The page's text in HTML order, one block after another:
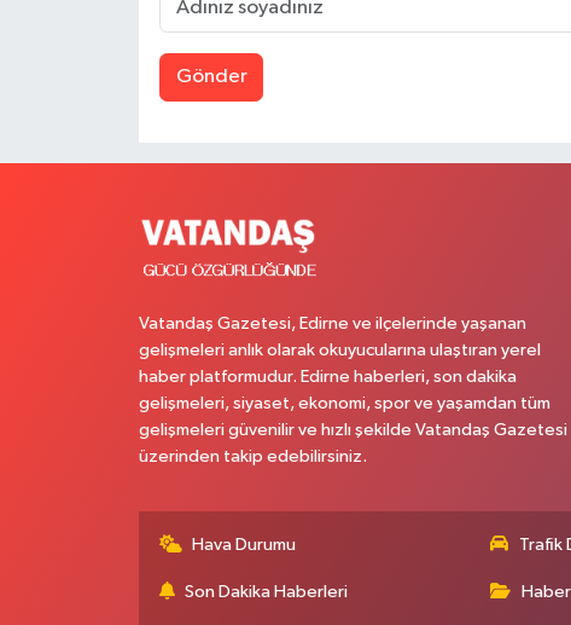
Gönder
Vatandaş Gazetesi, Edirne ve ilçelerinde yaşanan
gelişmeleri anlık olarak okuyucularına ulaştıran yerel
haber platformudur. Edirne haberleri, son dakika
gelişmeleri, siyaset, ekonomi, spor ve yaşamdan tüm
gelişmeleri güvenilir ve hızlı şekilde Vatandaş Gazetesi
üzerinden takip edebilirsiniz.
Hava Durumu Trafik
Son Dakika Haberleri